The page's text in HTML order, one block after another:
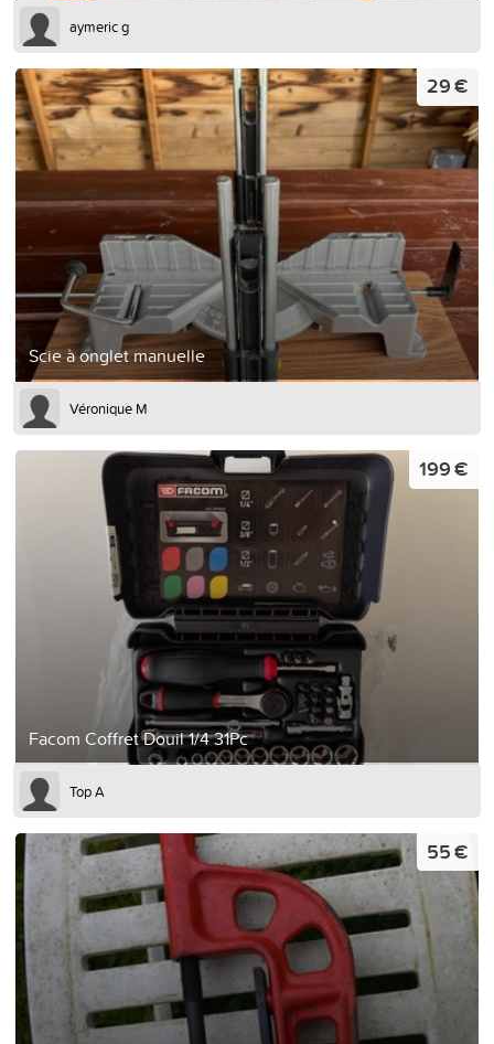
aymeric g
Scie à onglet manuelle
29 €
Véronique M
Facom Coffret Douil 1/4 31Pc
199 €
Top A
55 €